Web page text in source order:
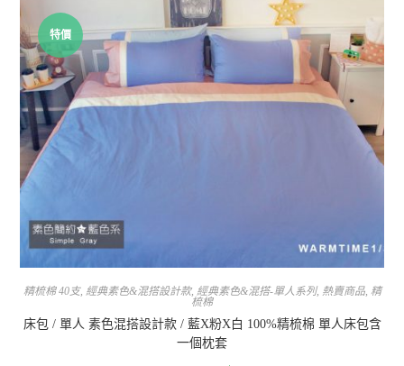
特價
精梳棉 40支, 經典素色&混搭設計款, 經典素色&混搭-單人系列, 熱賣商品, 精
梳棉
床包 / 單人 素色混搭設計款 / 藍X粉X白 100%精梳棉 單人床包含
一個枕套